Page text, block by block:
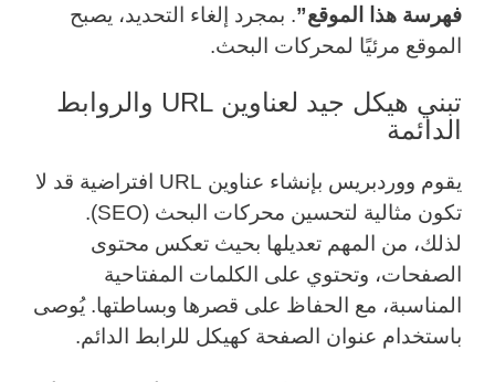
فهرسة هذا الموقع”. بمجرد إلغاء التحديد، يصبح
الموقع مرئيًا لمحركات البحث.
تبني هيكل جيد لعناوين URL والروابط
الدائمة
يقوم ووردبريس بإنشاء عناوين URL افتراضية قد لا
تكون مثالية لتحسين محركات البحث (SEO).
لذلك، من المهم تعديلها بحيث تعكس محتوى
الصفحات، وتحتوي على الكلمات المفتاحية
المناسبة، مع الحفاظ على قصرها وبساطتها. يُوصى
باستخدام عنوان الصفحة كهيكل للرابط الدائم.